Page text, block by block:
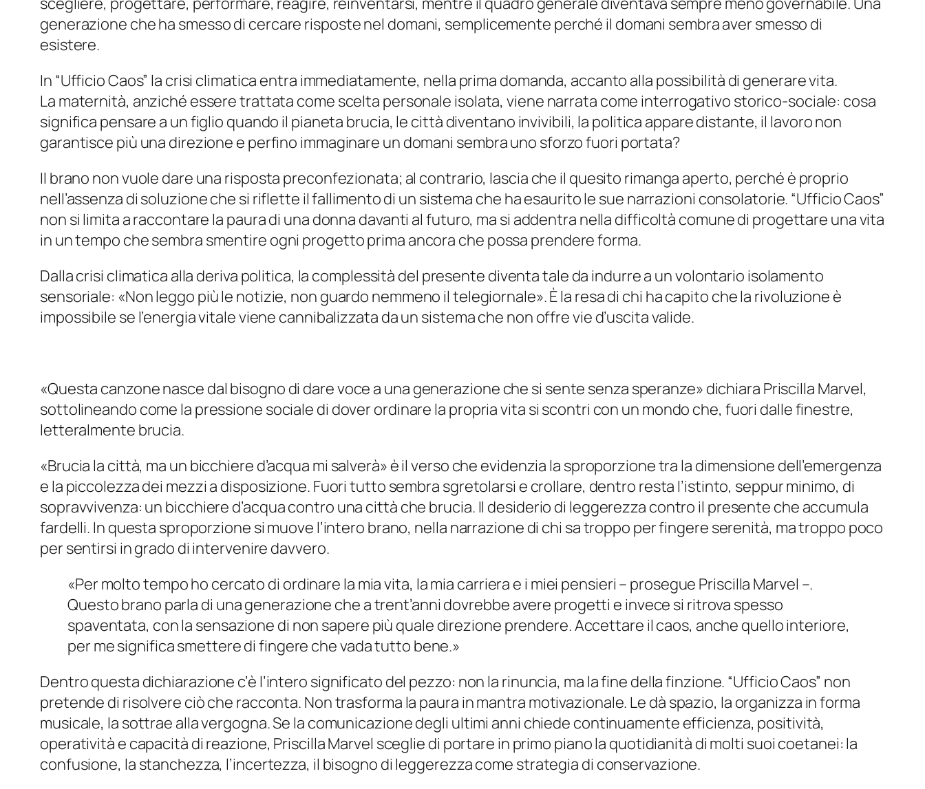
generazione che ha smesso di cercare risposte nel domani, semplicemente perché il domani sembra aver smesso di
esistere.
In “Ufficio Caos” la crisi climatica entra immediatamente, nella prima domanda, accanto alla possibilità di generare vita.
La maternità, anziché essere trattata come scelta personale isolata, viene narrata come interrogativo storico-sociale: cosa
significa pensare a un figlio quando il pianeta brucia, le città diventano invivibili, la politica appare distante, il lavoro non
garantisce più una direzione e perfino immaginare un domani sembra uno sforzo fuori portata?
Il brano non vuole dare una risposta preconfezionata; al contrario, lascia che il quesito rimanga aperto, perché è proprio
nell’assenza di soluzione che si riflette il fallimento di un sistema che ha esaurito le sue narrazioni consolatorie. “Ufficio Caos”
non si limita a raccontare la paura di una donna davanti al futuro, ma si addentra nella difficoltà comune di progettare una vita
in un tempo che sembra smentire ogni progetto prima ancora che possa prendere forma.
Dalla crisi climatica alla deriva politica, la complessità del presente diventa tale da indurre a un volontario isolamento
sensoriale: «Non leggo più le notizie, non guardo nemmeno il telegiornale». È la resa di chi ha capito che la rivoluzione è
impossibile se l’energia vitale viene cannibalizzata da un sistema che non offre vie d’uscita valide.
«Questa canzone nasce dal bisogno di dare voce a una generazione che si sente senza speranze» dichiara Priscilla Marvel,
sottolineando come la pressione sociale di dover ordinare la propria vita si scontri con un mondo che, fuori dalle finestre,
letteralmente brucia.
«Brucia la città, ma un bicchiere d’acqua mi salverà» è il verso che evidenzia la sproporzione tra la dimensione dell’emergenza
e la piccolezza dei mezzi a disposizione. Fuori tutto sembra sgretolarsi e crollare, dentro resta l’istinto, seppur minimo, di
sopravvivenza: un bicchiere d’acqua contro una città che brucia. Il desiderio di leggerezza contro il presente che accumula
fardelli. In questa sproporzione si muove l’intero brano, nella narrazione di chi sa troppo per fingere serenità, ma troppo poco
per sentirsi in grado di intervenire davvero.
«Per molto tempo ho cercato di ordinare la mia vita, la mia carriera e i miei pensieri – prosegue Priscilla Marvel –.
Questo brano parla di una generazione che a trent’anni dovrebbe avere progetti e invece si ritrova spesso
spaventata, con la sensazione di non sapere più quale direzione prendere. Accettare il caos, anche quello interiore,
per me significa smettere di fingere che vada tutto bene.»
Dentro questa dichiarazione c’è l’intero significato del pezzo: non la rinuncia, ma la fine della finzione. “Ufficio Caos” non
pretende di risolvere ciò che racconta. Non trasforma la paura in mantra motivazionale. Le dà spazio, la organizza in forma
musicale, la sottrae alla vergogna. Se la comunicazione degli ultimi anni chiede continuamente efficienza, positività,
operatività e capacità di reazione, Priscilla Marvel sceglie di portare in primo piano la quotidianità di molti suoi coetanei: la
confusione, la stanchezza, l’incertezza, il bisogno di leggerezza come strategia di conservazione.